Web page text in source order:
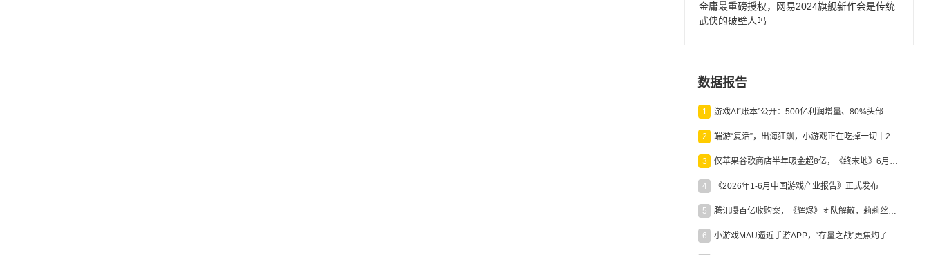
金庸最重磅授权，网易2024旗舰新作会是传统
武侠的破壁人吗
数据报告
1 游戏AI“账本”公开：500亿利润增量、80%头部入局，谁在闷声发财？
2 端游“复活”，出海狂飙，小游戏正在吃掉一切｜2026上半年产业报告
3 仅苹果谷歌商店半年吸金超8亿，《终末地》6月份收入显著回暖
4 《2026年1-6月中国游戏产业报告》正式发布
5 腾讯曝百亿收购案，《辉烬》团队解散，莉莉丝新作曝光｜陀螺周报
6 小游戏MAU逼近手游APP，“存量之战”更焦灼了